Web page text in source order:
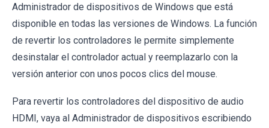
Administrador de dispositivos de Windows que está
disponible en todas las versiones de Windows. La función
de revertir los controladores le permite simplemente
desinstalar el controlador actual y reemplazarlo con la
versión anterior con unos pocos clics del mouse.
Para revertir los controladores del dispositivo de audio
HDMI, vaya al Administrador de dispositivos escribiendo